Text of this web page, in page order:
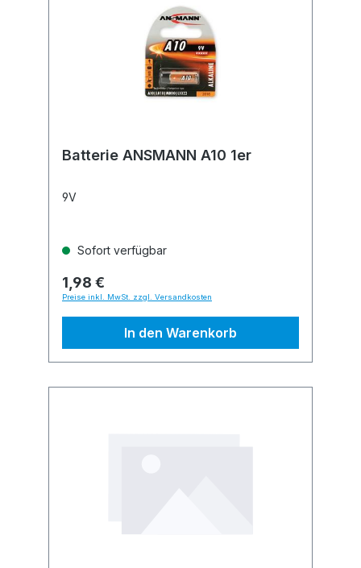
Batterie ANSMANN A10 1er
9V
Sofort verfügbar
1,98 €
Preise inkl. MwSt. zzgl. Versandkosten
In den Warenkorb